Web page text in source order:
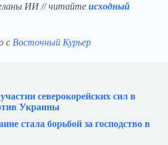
ИИ // читайте исходный
с Восточный Курьер
северокорейских сил в
Украины
стала борьбой за господство в